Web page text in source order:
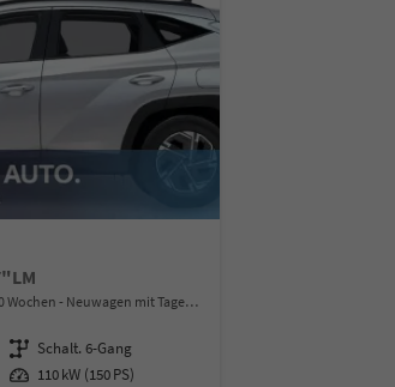
Wochen Neuwagen mit Tageszulassung
Getriebe Schalt. 6-Gang
Leistung 110 kW (150 PS)